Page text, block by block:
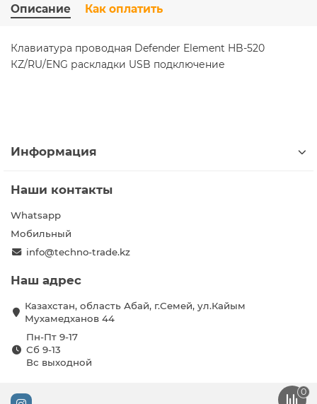
Описание Как оплатить
Клавиатура проводная Defender Element HB-520
КZ/RU/ENG раскладки USB подключение
Информация
Наши контакты
Whatsapp
Мобильный
info@techno-trade.kz
Наш адрес
Казахстан, область Абай, г.Семей, ул.Кайым
Мухамедханов 44
Пн-Пт 9-17
Сб 9-13
Вс выходной
0